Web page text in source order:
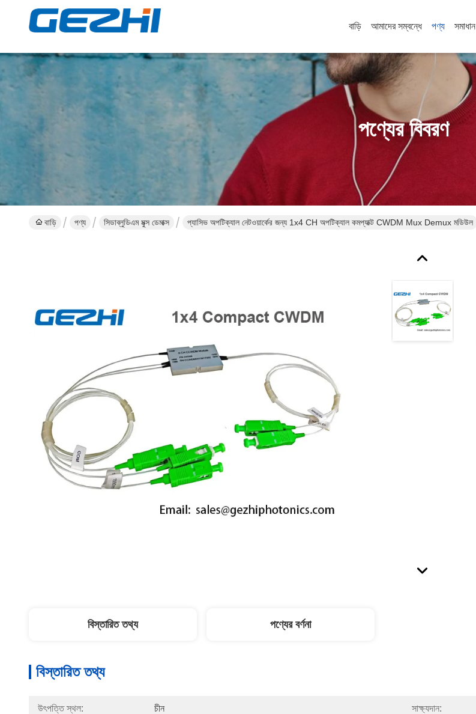
বাড়ি আমাদের সম্বন্ধে পণ্য সমাধান
পণ্যের বিবরণ
বাড়ি পণ্য সিডাব্লুডিএম মুক্স ডেমাক্স প্যাসিভ অপটিক্যাল নেটওয়ার্কের জন্য 1x4 CH অপটিক্যাল কমপ্যাক্ট CWDM Mux Demux মডিউল
বিস্তারিত তথ্য পণ্যের বর্ণনা
বিস্তারিত তথ্য
উৎপত্তি স্থল: চীন সাক্ষ্যদান: